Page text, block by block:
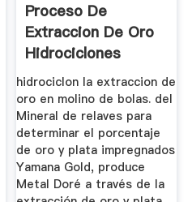
Proceso De
Extraccion De Oro
Hidrociclones
hidrociclon la extraccion de
oro en molino de bolas. del
Mineral de relaves para
determinar el porcentaje
de oro y plata impregnados
Yamana Gold, produce
Metal Doré a través de la